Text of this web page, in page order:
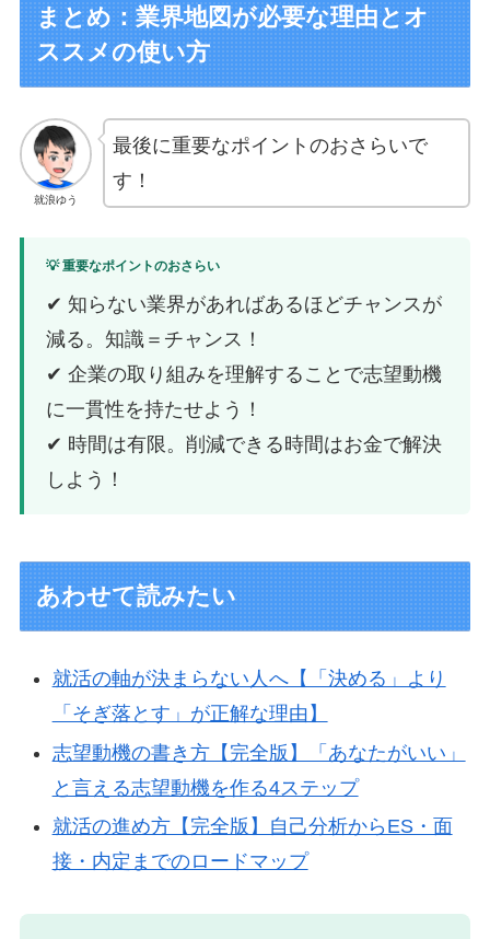
まとめ：業界地図が必要な理由とオ
ススメの使い方
就浪ゆう
最後に重要なポイントのおさらいで
す！
💡 重要なポイントのおさらい
✔ 知らない業界があればあるほどチャンスが
減る。知識＝チャンス！
✔ 企業の取り組みを理解することで志望動機
に一貫性を持たせよう！
✔ 時間は有限。削減できる時間はお金で解決
しよう！
あわせて読みたい
就活の軸が決まらない人へ【「決める」より
「そぎ落とす」が正解な理由】
志望動機の書き方【完全版】「あなたがいい」
と言える志望動機を作る4ステップ
就活の進め方【完全版】自己分析からES・面
接・内定までのロードマップ